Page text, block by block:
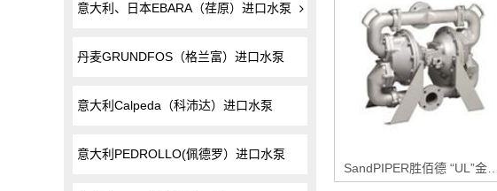
意大利、日本EBARA（荏原）进口水泵
丹麦GRUNDFOS（格兰富）进口水泵
意大利Calpeda（科沛达）进口水泵
意大利PEDROLLO(佩德罗）进口水泵